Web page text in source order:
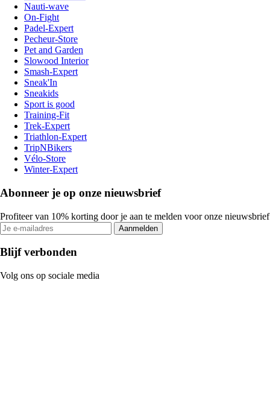
Nauti-wave
On-Fight
Padel-Expert
Pecheur-Store
Pet and Garden
Slowood Interior
Smash-Expert
Sneak'In
Sneakids
Sport is good
Training-Fit
Trek-Expert
Triathlon-Expert
TripNBikers
Vélo-Store
Winter-Expert
Abonneer je op onze nieuwsbrief
Profiteer van 10% korting door je aan te melden voor onze nieuwsbrief
Aanmelden
Blijf verbonden
Volg ons op sociale media